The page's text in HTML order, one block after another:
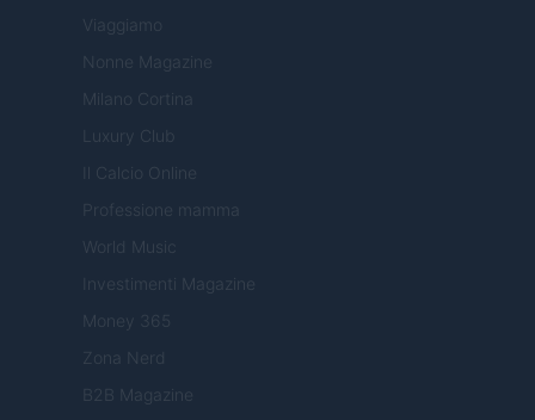
Viaggiamo
Nonne Magazine
Milano Cortina
Luxury Club
Il Calcio Online
Professione mamma
World Music
Investimenti Magazine
Money 365
Zona Nerd
B2B Magazine